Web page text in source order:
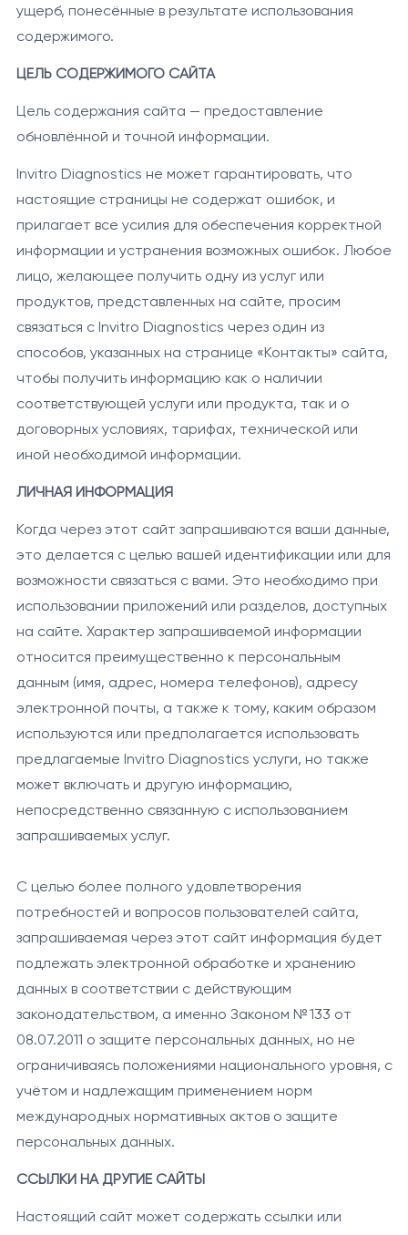
ущерб, понесённые в результате использования
содержимого.
ЦЕЛЬ СОДЕРЖИМОГО САЙТА
Цель содержания сайта — предоставление
обновлённой и точной информации.
Invitro Diagnostics не может гарантировать, что
настоящие страницы не содержат ошибок, и
прилагает все усилия для обеспечения корректной
информации и устранения возможных ошибок. Любое
лицо, желающее получить одну из услуг или
продуктов, представленных на сайте, просим
связаться с Invitro Diagnostics через один из
способов, указанных на странице «Контакты» сайта,
чтобы получить информацию как о наличии
соответствующей услуги или продукта, так и о
договорных условиях, тарифах, технической или
иной необходимой информации.
ЛИЧНАЯ ИНФОРМАЦИЯ
Когда через этот сайт запрашиваются ваши данные,
это делается с целью вашей идентификации или для
возможности связаться с вами. Это необходимо при
использовании приложений или разделов, доступных
на сайте. Характер запрашиваемой информации
относится преимущественно к персональным
данным (имя, адрес, номера телефонов), адресу
электронной почты, а также к тому, каким образом
используются или предполагается использовать
предлагаемые Invitro Diagnostics услуги, но также
может включать и другую информацию,
непосредственно связанную с использованием
запрашиваемых услуг.
С целью более полного удовлетворения
потребностей и вопросов пользователей сайта,
запрашиваемая через этот сайт информация будет
подлежать электронной обработке и хранению
данных в соответствии с действующим
законодательством, а именно Законом № 133 от
08.07.2011 о защите персональных данных, но не
ограничиваясь положениями национального уровня, с
учётом и надлежащим применением норм
международных нормативных актов о защите
персональных данных.
ССЫЛКИ НА ДРУГИЕ САЙТЫ
Настоящий сайт может содержать ссылки или